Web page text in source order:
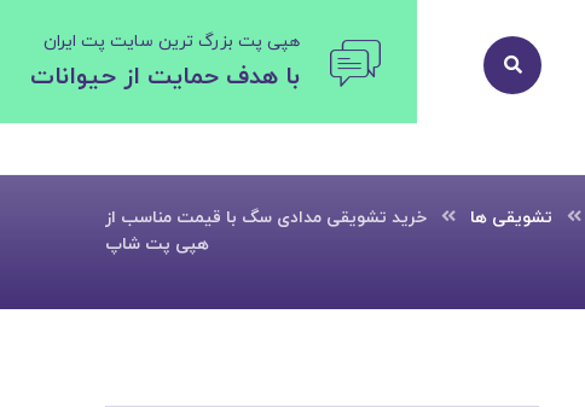
هپی پت بزرگ ترین سایت پت ایران
با هدف حمایت از حیوانات
تشویقی ها
خرید تشویقی مدادی سگ با قیمت مناسب از
هپی پت شاپ